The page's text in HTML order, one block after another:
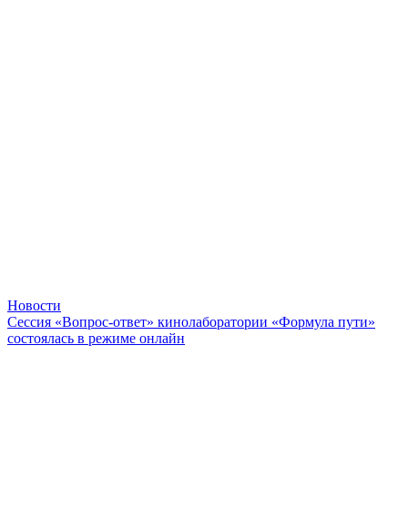
Новости
Сессия «Вопрос-ответ» кинолаборатории «Формула пути»
состоялась в режиме онлайн